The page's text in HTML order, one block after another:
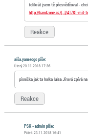
tolikrát jsem tě přesvědčoval - chci
http://bandzone.cz/[…]/41781-mit-
Reakce
aiša.yameogo píše:
Úterý 20.11.2018 17:36
písnička jak ta holka luisa Jírová zpívá
Reakce
PSK - admin píše:
Pátek 23.11.2018 16:41